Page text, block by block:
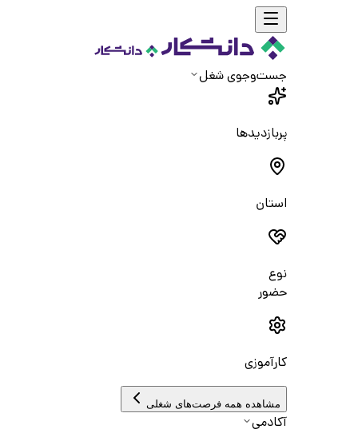
جست‌و‌جوی شغل
پربازدیدها
استان
نوع
حضور
کارآموزی
مشاهده همه فرصت‌های شغلی
آکادمی